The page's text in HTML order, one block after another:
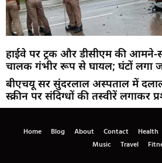
हाईवे पर ट्रक और डीसीएम की आमने-
चालक गंभीर रूप से घायल; घंटों लगा
बीएचयू सर सुंदरलाल अस्पताल में
स्क्रीन पर संदिग्धों की तस्वीरें लगाकर
Home Blog About Contact Health
Music
Travel